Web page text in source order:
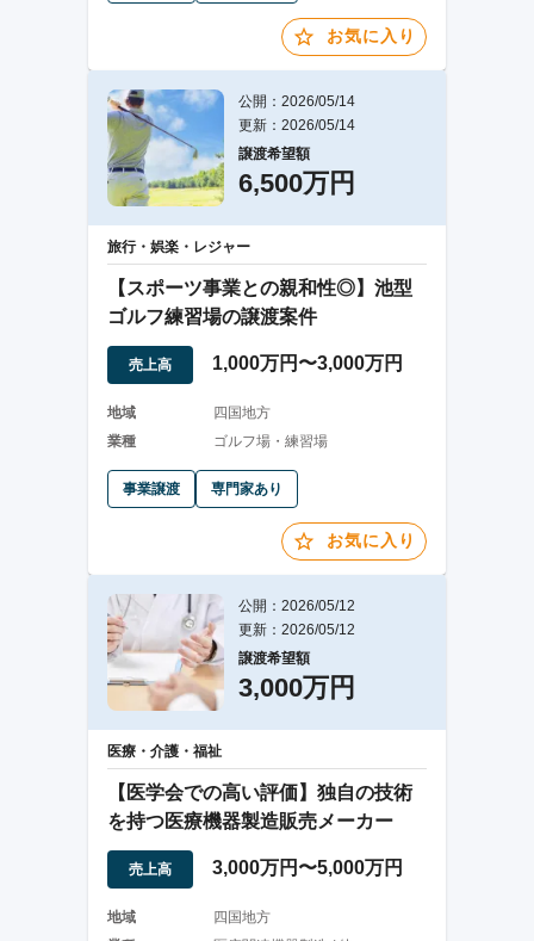
お気に入り
公開：2026/05/14
更新：2026/05/14
譲渡希望額
6,500万円
旅行・娯楽・レジャー
【スポーツ事業との親和性◎】池型
ゴルフ練習場の譲渡案件
売上高 1,000万円〜3,000万円
地域
四国地方
業種
ゴルフ場・練習場
事業譲渡 専門家あり
お気に入り
公開：2026/05/12
更新：2026/05/12
譲渡希望額
3,000万円
医療・介護・福祉
【医学会での高い評価】独自の技術
を持つ医療機器製造販売メーカー
売上高 3,000万円〜5,000万円
地域
四国地方